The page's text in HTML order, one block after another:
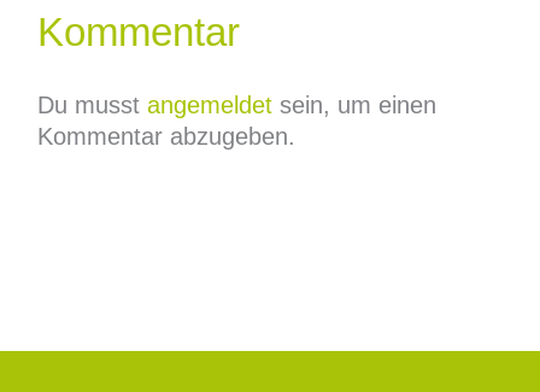
Kommentar
Du musst angemeldetsein, um einen
Kommentar abzugeben.